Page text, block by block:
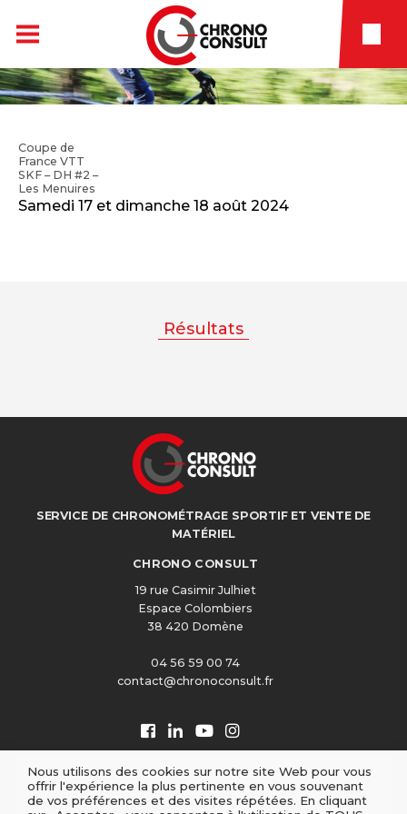
Coupe de
France VTT
SKF – DH #2 –
Les Menuires
Samedi 17 et dimanche 18 août 2024
Résultats
SERVICE DE CHRONOMÉTRAGE SPORTIF ET VENTE DE
MATÉRIEL
CHRONO CONSULT
19 rue Casimir Julhiet
Espace Colombiers
38 420 Domène
04 56 59 00 74
contact@chronoconsult.fr
Nous utilisons des cookies sur notre site Web pour vous
offrir l'expérience la plus pertinente en vous souvenant
de vos préférences et des visites répétées. En cliquant